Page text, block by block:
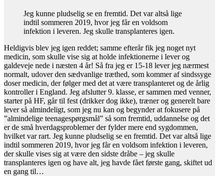
Jeg kunne pludselig se en fremtid. Det var altså lige
indtil sommeren 2019, hvor jeg får en voldsom
infektion i leveren. Jeg skulle transplanteres igen.
Heldigvis blev jeg igen reddet; samme efterår fik jeg noget nyt
medicin, som skulle vise sig at holde infektionerne i lever og
galdeveje nede i næsten 4 år! Så fra jeg er 15-18 lever jeg nærmest
normalt, udover den sædvanlige træthed, som kommer af sindssyge
doser medicin, der følger med det at være transplanteret og de årlig
kontroller i England. Jeg afslutter 9. klasse, er sammen med venner,
starter på HF, går til fest (drikker dog ikke), træner og generelt bare
lever så almindeligt, som jeg nu kan og begynder at fokusere på
”almindelige teenagespørgsmål” så som fremtid, uddannelse og det
er de små hverdagsproblemer der fylder mere end sygdommen,
hvilket var rart. Jeg kunne pludselig se en fremtid. Det var altså lige
indtil sommeren 2019, hvor jeg får en voldsom infektion i leveren,
der skulle vises sig at være den sidste dråbe – jeg skulle
transplanteres igen og have alt, jeg havde fået første gang, skiftet ud
en gang til…